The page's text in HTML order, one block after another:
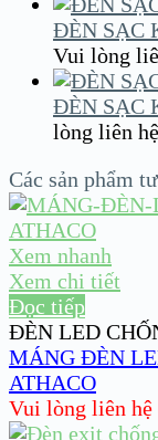
ĐÈN SẠC
Vui lòng
ĐÈN SẠC
lòng liên
Các sản phẩm
Xem nhanh
Xem chi tiết
Đọc tiếp
ĐÈN LED
MÁNG ĐÈN
ATHACO
Vui lòng liên hệ